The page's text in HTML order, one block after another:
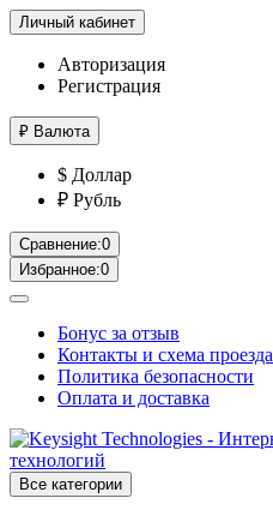
Личный кабинет
Авторизация
Регистрация
₽ Валюта
$ Доллар
₽ Рубль
Сравнение:0
Избранное:0
Бонус за отзыв
Контакты и схема проезда
Политика безопасности
Оплата и доставка
Все категории